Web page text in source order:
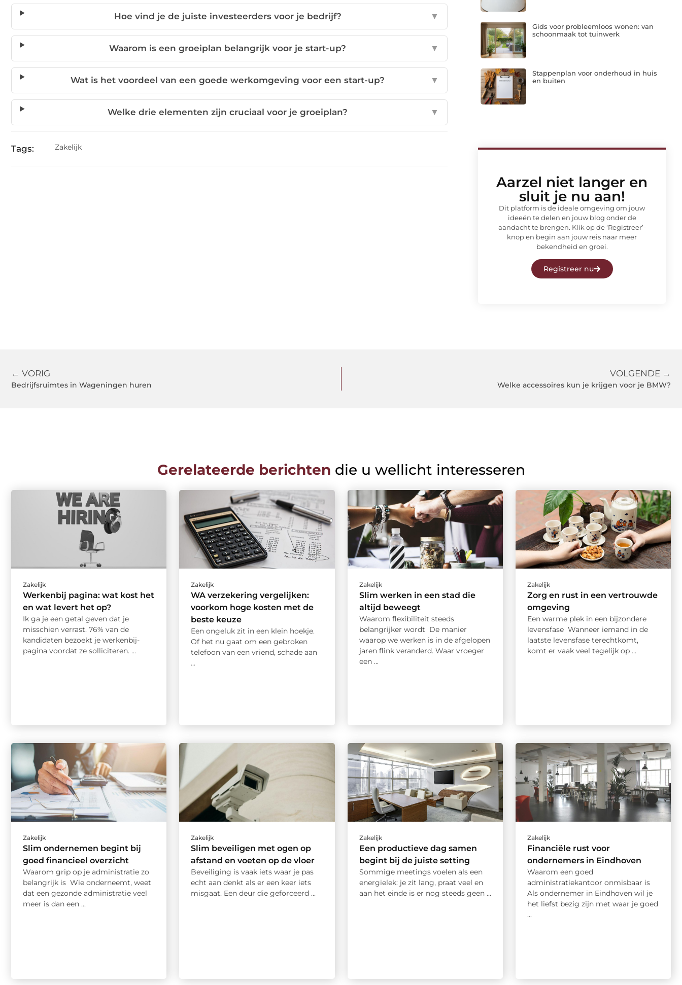
Hoe vind je de juiste investeerders voor je bedrijf? ▼
Waarom is een groeiplan belangrijk voor je start-up? ▼
Wat is het voordeel van een goede werkomgeving voor een start-up? ▼
Welke drie elementen zijn cruciaal voor je groeiplan? ▼
Tags: Zakelijk
Gids voor probleemloos wonen: van
schoonmaak tot tuinwerk
Stappenplan voor onderhoud in huis
en buiten
Aarzel niet langer en
sluit je nu aan!
Dit platform is de ideale omgeving om jouw
ideeën te delen en jouw blog onder de
aandacht te brengen. Klik op de ‘Registreer’-
knop en begin aan jouw reis naar meer
bekendheid en groei.
Registreer nu
← VORIG
Bedrijfsruimtes in Wageningen huren
VOLGENDE →
Welke accessoires kun je krijgen voor je BMW?
Gerelateerde berichten die u wellicht interesseren
Zakelijk
Werkenbij pagina: wat kost het
en wat levert het op?
Ik ga je een getal geven dat je
misschien verrast. 76% van de
kandidaten bezoekt je werkenbij-
pagina voordat ze solliciteren. ...
Zakelijk
WA verzekering vergelijken:
voorkom hoge kosten met de
beste keuze
Een ongeluk zit in een klein hoekje.
Of het nu gaat om een gebroken
telefoon van een vriend, schade aan
...
Zakelijk
Slim werken in een stad die
altijd beweegt
Waarom flexibiliteit steeds
belangrijker wordt De manier
waarop we werken is in de afgelopen
jaren flink veranderd. Waar vroeger
een ...
Zakelijk
Zorg en rust in een vertrouwde
omgeving
Een warme plek in een bijzondere
levensfase Wanneer iemand in de
laatste levensfase terechtkomt,
komt er vaak veel tegelijk op ...
Zakelijk
Slim ondernemen begint bij
goed financieel overzicht
Waarom grip op je administratie zo
belangrijk is Wie onderneemt, weet
dat een gezonde administratie veel
meer is dan een ...
Zakelijk
Slim beveiligen met ogen op
afstand en voeten op de vloer
Beveiliging is vaak iets waar je pas
echt aan denkt als er een keer iets
misgaat. Een deur die geforceerd ...
Zakelijk
Een productieve dag samen
begint bij de juiste setting
Sommige meetings voelen als een
energielek: je zit lang, praat veel en
aan het einde is er nog steeds geen ...
Zakelijk
Financiële rust voor
ondernemers in Eindhoven
Waarom een goed
administratiekantoor onmisbaar is
Als ondernemer in Eindhoven wil je
het liefst bezig zijn met waar je goed
...